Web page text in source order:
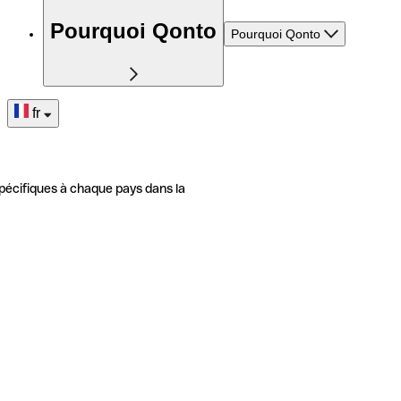
Pourquoi Qonto Pourquoi Qonto
fr
à chaque pays dans la